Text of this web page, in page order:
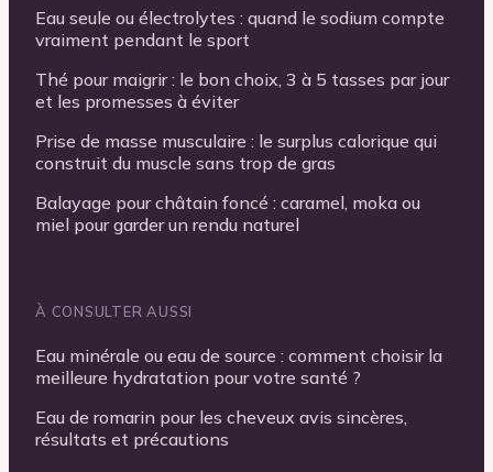
Eau seule ou électrolytes : quand le sodium compte
vraiment pendant le sport
Thé pour maigrir : le bon choix, 3 à 5 tasses par jour
et les promesses à éviter
Prise de masse musculaire : le surplus calorique qui
construit du muscle sans trop de gras
Balayage pour châtain foncé : caramel, moka ou
miel pour garder un rendu naturel
À CONSULTER AUSSI
Eau minérale ou eau de source : comment choisir la
meilleure hydratation pour votre santé ?
Eau de romarin pour les cheveux avis sincères,
résultats et précautions